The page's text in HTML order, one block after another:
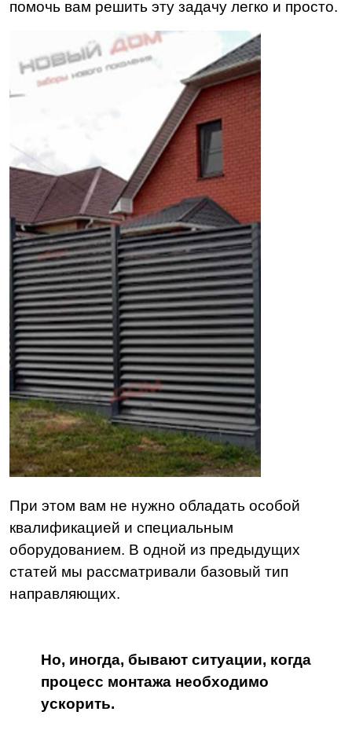
помочь вам решить эту задачу легко и просто.
При этом вам не нужно обладать особой
квалификацией и специальным
оборудованием. В одной из предыдущих
статей мы рассматривали базовый тип
направляющих.
Но, иногда, бывают ситуации, когда
процесс монтажа необходимо
ускорить.